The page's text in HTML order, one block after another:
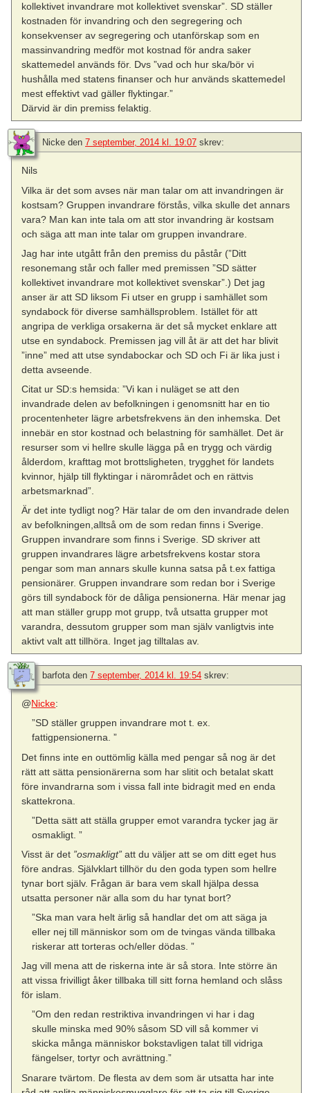
kollektivet invandrare mot kollektivet svenskar”. SD ställer
kostnaden för invandring och den segregering och
konsekvenser av segregering och utanförskap som en
massinvandring medför mot kostnad för andra saker
skattemedel används för. Dvs ”vad och hur ska/bör vi
hushålla med statens finanser och hur används skattemedel
mest effektivt vad gäller flyktingar.”
Därvid är din premiss felaktig.
Nicke den 7 september, 2014 kl. 19:07 skrev:
Nils
Vilka är det som avses när man talar om att invandringen är
kostsam? Gruppen invandrare förstås, vilka skulle det annars
vara? Man kan inte tala om att stor invandring är kostsam
och säga att man inte talar om gruppen invandrare.
Jag har inte utgått från den premiss du påstår (”Ditt
resonemang står och faller med premissen ”SD sätter
kollektivet invandrare mot kollektivet svenskar”.) Det jag
anser är att SD liksom Fi utser en grupp i samhället som
syndabock för diverse samhällsproblem. Istället för att
angripa de verkliga orsakerna är det så mycket enklare att
utse en syndabock. Premissen jag vill åt är att det har blivit
”inne” med att utse syndabockar och SD och Fi är lika just i
detta avseende.
Citat ur SD:s hemsida: ”Vi kan i nuläget se att den
invandrade delen av befolkningen i genomsnitt har en tio
procentenheter lägre arbetsfrekvens än den inhemska. Det
innebär en stor kostnad och belastning för samhället. Det är
resurser som vi hellre skulle lägga på en trygg och värdig
ålderdom, krafttag mot brottsligheten, trygghet för landets
kvinnor, hjälp till flyktingar i närområdet och en rättvis
arbetsmarknad”.
Är det inte tydligt nog? Här talar de om den invandrade delen
av befolkningen,alltså om de som redan finns i Sverige.
Gruppen invandrare som finns i Sverige. SD skriver att
gruppen invandrares lägre arbetsfrekvens kostar stora
pengar som man annars skulle kunna satsa på t.ex fattiga
pensionärer. Gruppen invandrare som redan bor i Sverige
görs till syndabock för de dåliga pensionerna. Här menar jag
att man ställer grupp mot grupp, två utsatta grupper mot
varandra, dessutom grupper som man själv vanligtvis inte
aktivt valt att tillhöra. Inget jag tilltalas av.
barfotaden 7 september, 2014 kl. 19:54 skrev:
@Nicke:
”SD ställer gruppen invandrare mot t. ex.
fattigpensionerna. ”
Det finns inte en outtömlig källa med pengar så nog är det
rätt att sätta pensionärerna som har slitit och betalat skatt
före invandrarna som i vissa fall inte bidragit med en enda
skattekrona.
”Detta sätt att ställa grupper emot varandra tycker jag är
osmakligt. ”
Visst är det ”osmakligt” att du väljer att se om ditt eget hus
före andras. Självklart tillhör du den goda typen som hellre
tynar bort själv. Frågan är bara vem skall hjälpa dessa
utsatta personer när alla som du har tynat bort?
”Ska man vara helt ärlig så handlar det om att säga ja
eller nej till människor som om de tvingas vända tillbaka
riskerar att torteras och/eller dödas. ”
Jag vill mena att de riskerna inte är så stora. Inte större än
att vissa frivilligt åker tillbaka till sitt forna hemland och slåss
för islam.
”Om den redan restriktiva invandringen vi har i dag
skulle minska med 90% såsom SD vill så kommer vi
skicka många människor bokstavligen talat till vidriga
fängelser, tortyr och avrättning.”
Snarare tvärtom. De flesta av dem som är utsatta har inte